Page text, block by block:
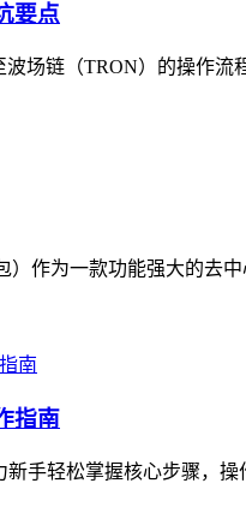
要点
场链（TRON）的操作
）作为一款功能强大的
指南
手轻松掌握核心步骤，